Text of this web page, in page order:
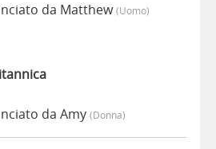
da Matthew(uomo)
da Amy (donna)